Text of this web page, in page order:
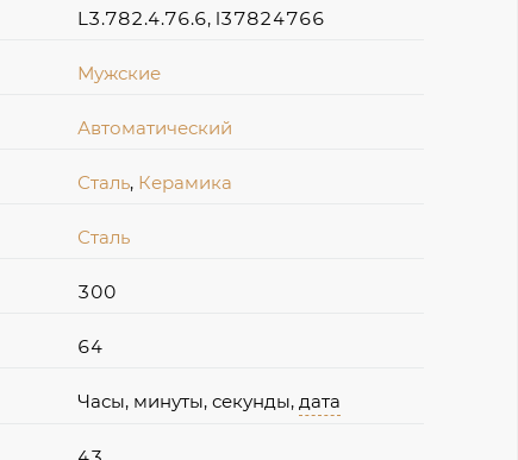
L3.782.4.76.6, l37824766
Мужские
Автоматический
Сталь, Керамика
Сталь
300
64
Часы, минуты, секунды,дата